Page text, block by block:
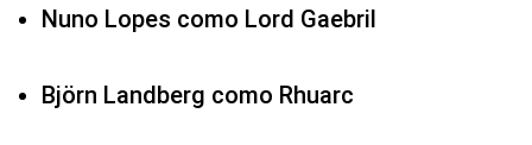
Nuno Lopes como Lord Gaebril
Björn Landberg como Rhuarc